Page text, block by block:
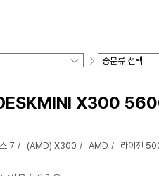
X300
7 (AMD) X300 AMD 라이젠